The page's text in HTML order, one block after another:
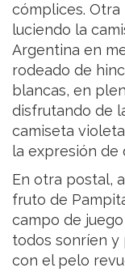
cómplices.
luciendo la
Argentina en
rodeado de
blancas, en
disfrutando de
camiseta
la expresión de
En otra postal,
fruto de
campo de
todos sonríen y
con el pelo